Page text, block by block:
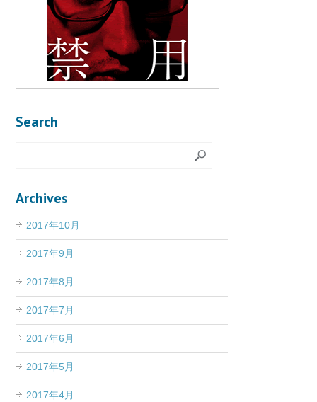
Search
Archives
2017年10月
2017年9月
2017年8月
2017年7月
2017年6月
2017年5月
2017年4月